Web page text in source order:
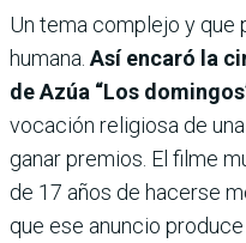
Un tema complejo y que
humana. Así encaró la
de Azúa “Los
vocación religiosa de
ganar premios. El filme
de 17 años de hacerse
que ese anuncio